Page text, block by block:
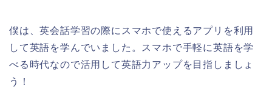
僕は、英会話学習の際にスマホで使えるアプリを利用
して英語を学んでいました。スマホで手軽に英語を学
べる時代なので活用して英語力アップを目指しましょ
う！